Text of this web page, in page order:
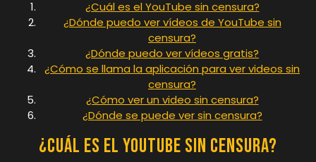
¿Cuál es el YouTube sin censura?
¿Dónde puedo ver vídeos de YouTube sin
censura?
¿Dónde puedo ver vídeos gratis?
¿Cómo se llama la aplicación para ver videos sin
censura?
¿Cómo ver un video sin censura?
¿Dónde se puede ver sin censura?
¿Cuál es el YouTube sin censura?